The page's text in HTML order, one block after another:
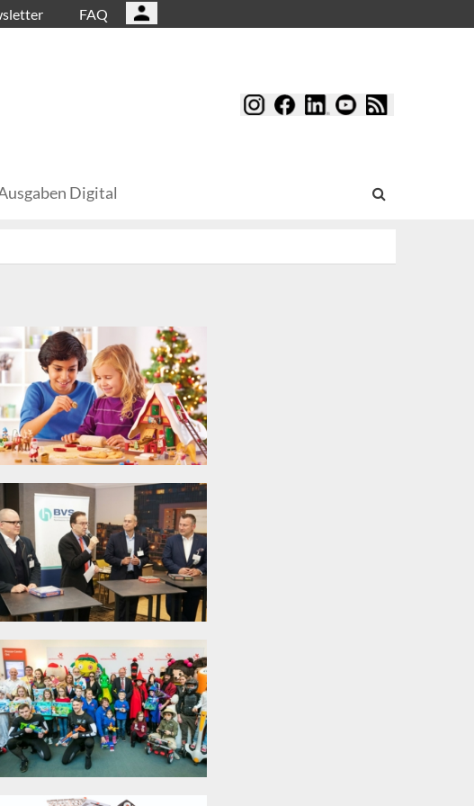
FAQ
Digital